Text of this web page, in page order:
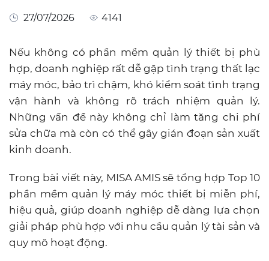
27/07/2026 4141
Nếu không có phần mềm quản lý thiết bị phù
hợp, doanh nghiệp rất dễ gặp tình trạng thất lạc
máy móc, bảo trì chậm, khó kiểm soát tình trạng
vận hành và không rõ trách nhiệm quản lý.
Những vấn đề này không chỉ làm tăng chi phí
sửa chữa mà còn có thể gây gián đoạn sản xuất
kinh doanh.
Trong bài viết này, MISA AMIS sẽ tổng hợp Top 10
phần mềm quản lý máy móc thiết bị miễn phí,
hiệu quả, giúp doanh nghiệp dễ dàng lựa chọn
giải pháp phù hợp với nhu cầu quản lý tài sản và
quy mô hoạt động.